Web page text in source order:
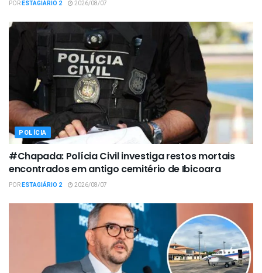
PORESTAGIÁRIO 2 2026/08/07
POLÍCIA
#Chapada: Polícia Civil investiga restos mortais
encontrados em antigo cemitério de Ibicoara
PORESTAGIÁRIO 2 2026/08/07